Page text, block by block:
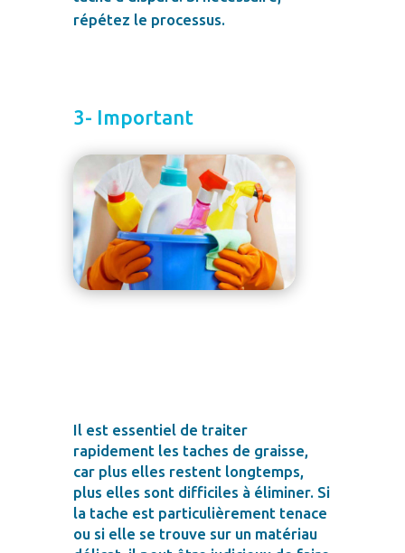
répétez le processus.
3- Important
Il est essentiel de traiter
rapidement les taches de graisse,
car plus elles restent longtemps,
plus elles sont difficiles à éliminer. Si
la tache est particulièrement tenace
ou si elle se trouve sur un matériau